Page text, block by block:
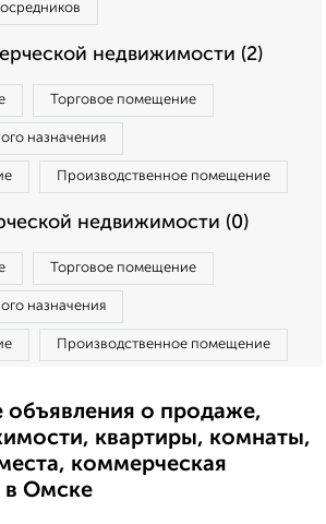
недвижимости (2)
Торговое помещение
назначения
Производственное помещение
недвижимости (0)
Торговое помещение
назначения
Производственное помещение
о продаже,
квартиры, комнаты,
коммерческая
в Омске